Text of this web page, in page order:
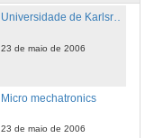
Universidade de Karlsruhe
23 de maio de 2006
Micro mechatronics
23 de maio de 2006